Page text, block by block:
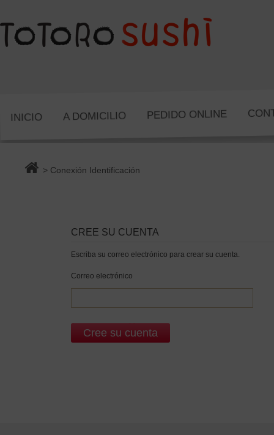
INICIO A DOMICILIO PEDIDO ONLINE
> Conexión Identificación
CREE SU CUENTA
Escriba su correo electrónico para crear su cuenta.
Correo electrónico